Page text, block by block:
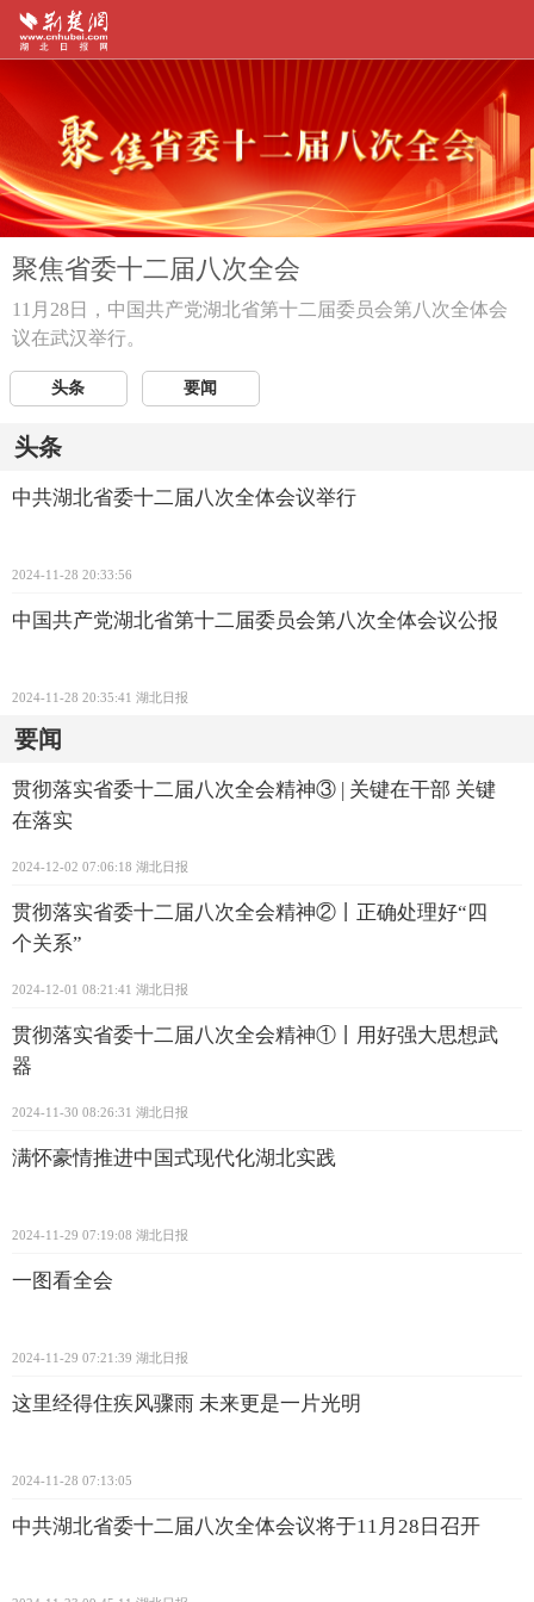
聚焦省委十二届八次全会
11月28日，中国共产党湖北省第十二届委员会第八次全体会
议在武汉举行。
头条 要闻
头条
中共湖北省委十二届八次全体会议举行
2024-11-28 20:33:56
中国共产党湖北省第十二届委员会第八次全体会议公报
2024-11-28 20:35:41 湖北日报
要闻
贯彻落实省委十二届八次全会精神③ | 关键在干部 关键
在落实
2024-12-02 07:06:18 湖北日报
贯彻落实省委十二届八次全会精神②丨正确处理好“四
个关系”
2024-12-01 08:21:41 湖北日报
贯彻落实省委十二届八次全会精神①丨用好强大思想武
器
2024-11-30 08:26:31 湖北日报
满怀豪情推进中国式现代化湖北实践
2024-11-29 07:19:08 湖北日报
一图看全会
2024-11-29 07:21:39 湖北日报
这里经得住疾风骤雨 未来更是一片光明
2024-11-28 07:13:05
中共湖北省委十二届八次全体会议将于11月28日召开